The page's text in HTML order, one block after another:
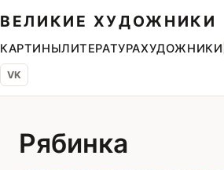
ВЕЛИКИЕ ХУДОЖНИКИ
КАРТИНЫЛИТЕРАТУРАХУДОЖНИКИ
VK
Рябинка